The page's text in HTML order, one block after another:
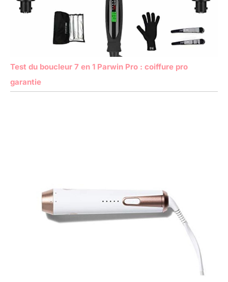
Test du boucleur 7 en 1 Parwin Pro : coiffure pro
garantie